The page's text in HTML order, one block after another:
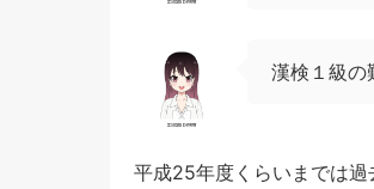
漢検１級の
平成25年度くらいまでは過